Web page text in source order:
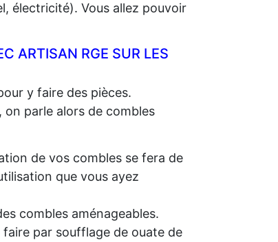
électricité). Vous allez pouvoir
ARTISAN RGE SUR LES
y faire des pièces.
on parle alors de combles
de vos combles se fera de
que vous ayez
combles aménageables.
par soufflage de ouate de